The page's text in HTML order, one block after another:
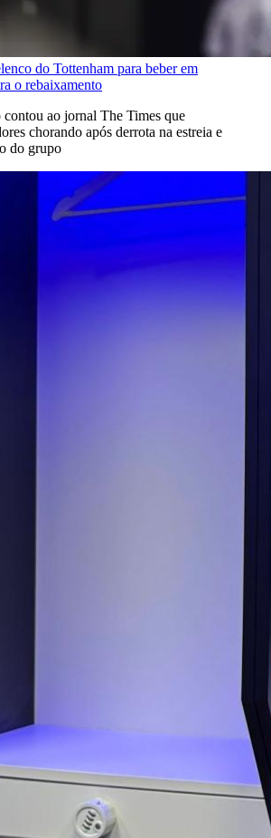
do Tottenham para beber em
o rebaixamento
ao jornal The Times que
chorando após derrota na estreia e
do grupo